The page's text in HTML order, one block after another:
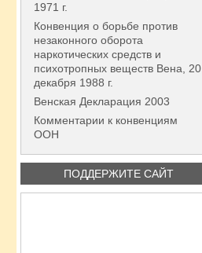
1971 г.
Конвенция о борьбе против
незаконного оборота
наркотических средств и
психотропных веществ Вена, 20
декабря 1988 г.
Венская Декларация 2003
Комментарии к конвенциям
ООН
ПОДДЕРЖИТЕ САЙТ